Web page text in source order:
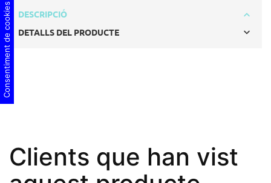
DESCRIPCIÓ
DETALLS DEL PRODUCTE
Clients que han vist
Consentiment de cookies